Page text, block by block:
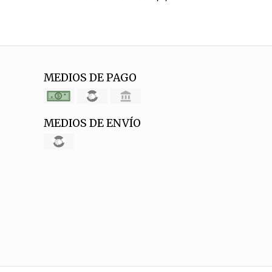
MEDIOS DE PAGO
MEDIOS DE ENVÍO